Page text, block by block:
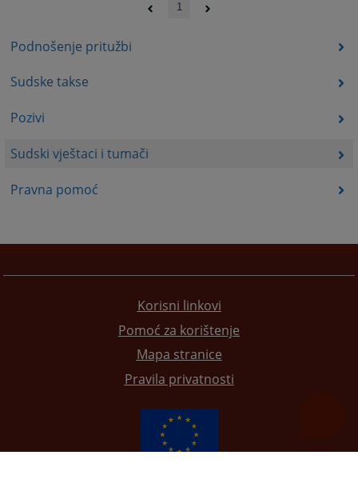
Podnošenje pritužbi
Sudske takse
Pozivi
Sudski vještaci i tumači
Pravna pomoć
1
Korisni linkovi
Pomoć za korištenje
Mapa stranice
Pravila privatnosti